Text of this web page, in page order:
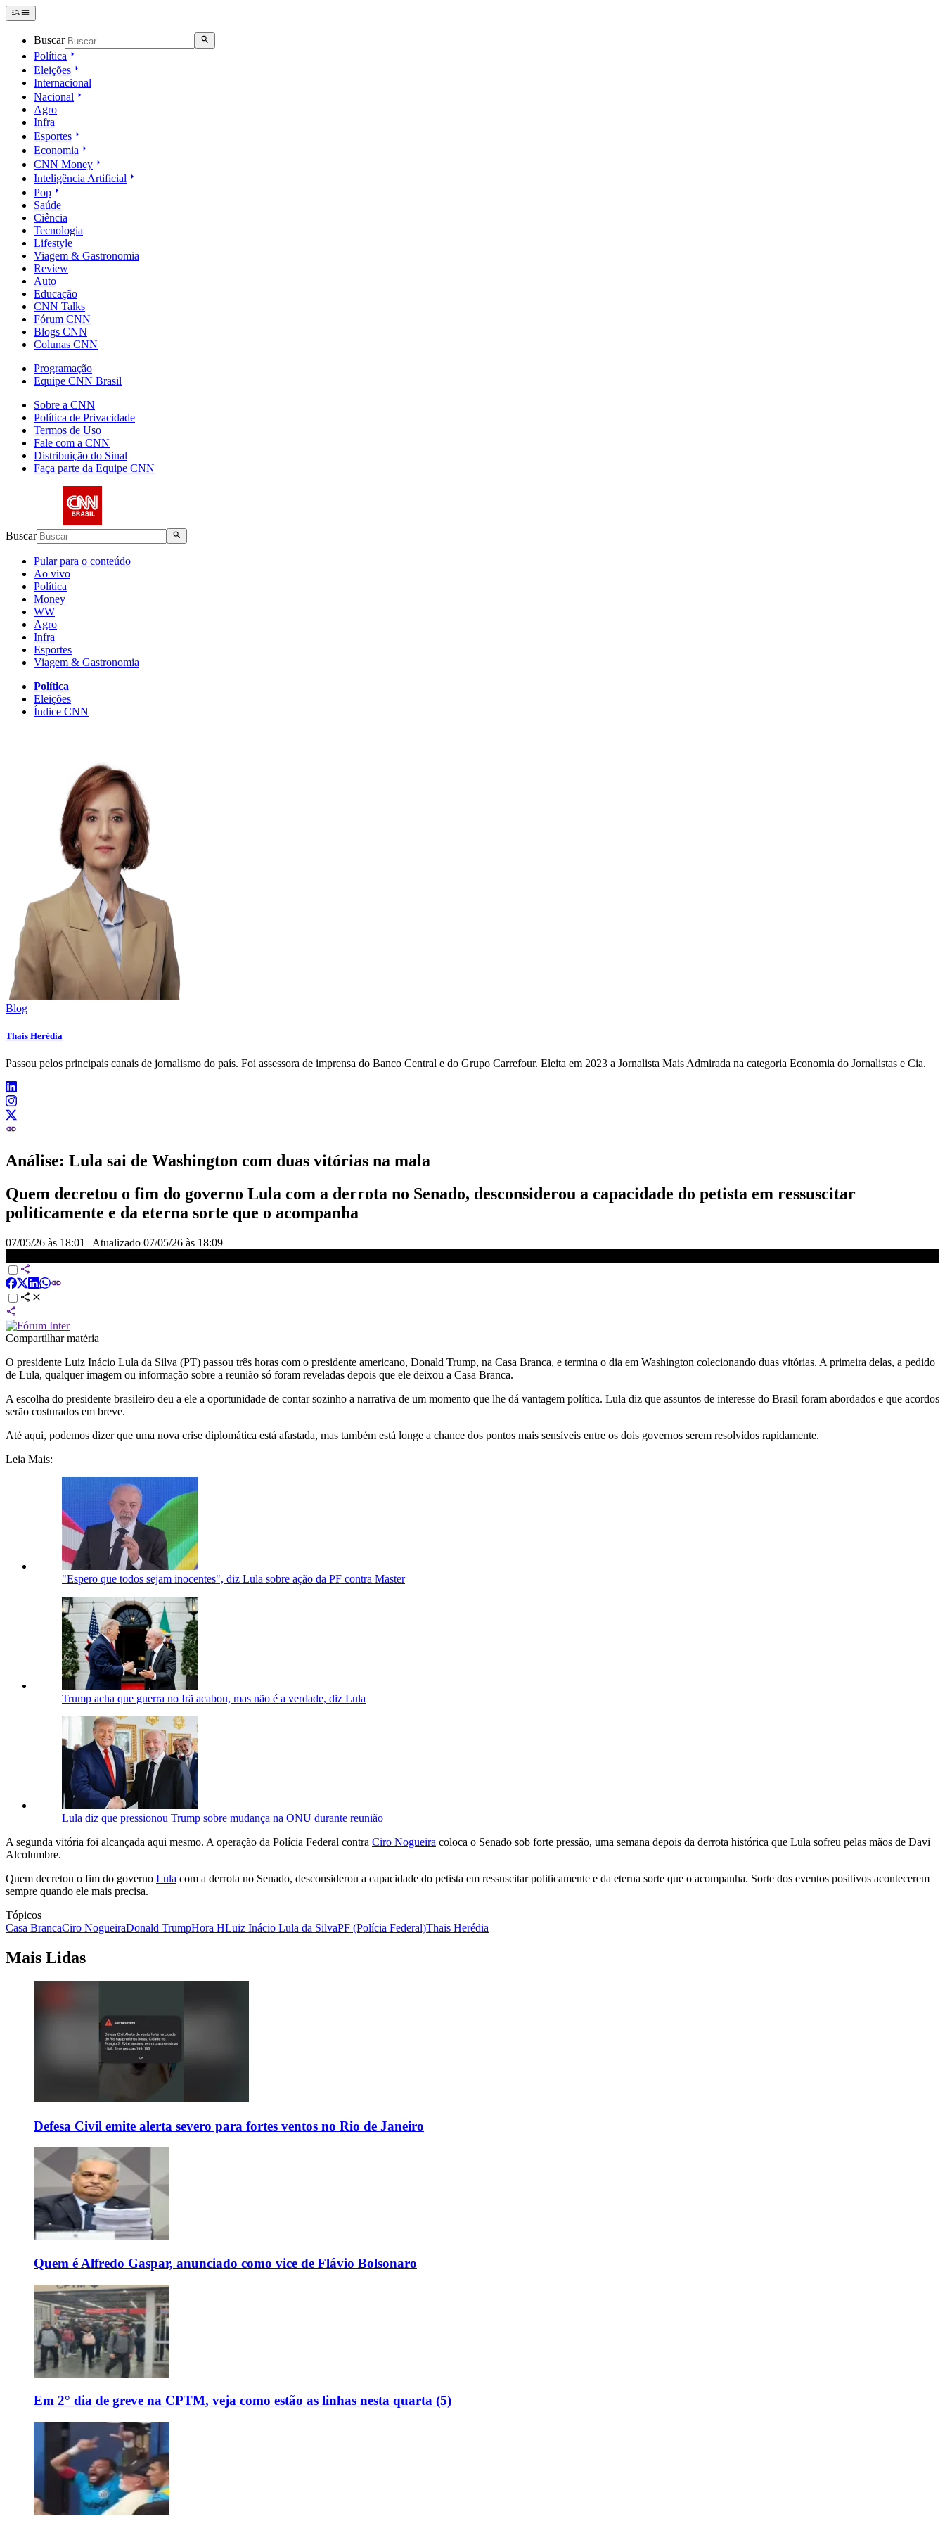
Buscar
Política
Eleições
Internacional
Nacional
Agro
Infra
Esportes
Economia
CNN Money
Inteligência Artificial
Pop
Saúde
Ciência
Tecnologia
Lifestyle
Viagem & Gastronomia
Review
Auto
Educação
CNN Talks
Fórum CNN
Blogs CNN
Colunas CNN
Programação
Equipe CNN Brasil
Sobre a CNN
Política de Privacidade
Termos de Uso
Fale com a CNN
Distribuição do Sinal
Faça parte da Equipe CNN
Buscar
Pular para o conteúdo
Ao vivo
Política
Money
WW
Agro
Infra
Esportes
Viagem & Gastronomia
Política
Eleições
Índice CNN
Blog
Thais Herédia
Passou pelos principais canais de jornalismo do país. Foi assessora de imprensa do Banco Central e do Grupo Carrefour. Eleita em 2023 a Jornalista Mais Admirada na categoria Economia do Jornalistas e Cia.
Análise: Lula sai de Washington com duas vitórias na mala
Quem decretou o fim do governo Lula com a derrota no Senado, desconsiderou a capacidade do petista em ressuscitar
politicamente e da eterna sorte que o acompanha
07/05/26 às 18:01 | Atualizado 07/05/26 às 18:09
Compartilhar matéria
O presidente Luiz Inácio Lula da Silva (PT) passou três horas com o presidente americano, Donald Trump, na Casa Branca, e termina o dia em Washington colecionando duas vitórias. A primeira delas, a pedido
de Lula, qualquer imagem ou informação sobre a reunião só foram reveladas depois que ele deixou a Casa Branca.
A escolha do presidente brasileiro deu a ele a oportunidade de contar sozinho a narrativa de um momento que lhe dá vantagem política. Lula diz que assuntos de interesse do Brasil foram abordados e que acordos
serão costurados em breve.
Até aqui, podemos dizer que uma nova crise diplomática está afastada, mas também está longe a chance dos pontos mais sensíveis entre os dois governos serem resolvidos rapidamente.
Leia Mais:
"Espero que todos sejam inocentes", diz Lula sobre ação da PF contra Master
Trump acha que guerra no Irã acabou, mas não é a verdade, diz Lula
Lula diz que pressionou Trump sobre mudança na ONU durante reunião
A segunda vitória foi alcançada aqui mesmo. A operação da Polícia Federal contra Ciro Nogueira coloca o Senado sob forte pressão, uma semana depois da derrota histórica que Lula sofreu pelas mãos de Davi
Alcolumbre.
Quem decretou o fim do governo Lula com a derrota no Senado, desconsiderou a capacidade do petista em ressuscitar politicamente e da eterna sorte que o acompanha. Sorte dos eventos positivos acontecerem
sempre quando ele mais precisa.
Tópicos
Casa BrancaCiro NogueiraDonald TrumpHora HLuiz Inácio Lula da SilvaPF (Polícia Federal)Thais Herédia
Mais Lidas
Defesa Civil emite alerta severo para fortes ventos no Rio de Janeiro
Quem é Alfredo Gaspar, anunciado como vice de Flávio Bolsonaro
Em 2° dia de greve na CPTM, veja como estão as linhas nesta quarta (5)